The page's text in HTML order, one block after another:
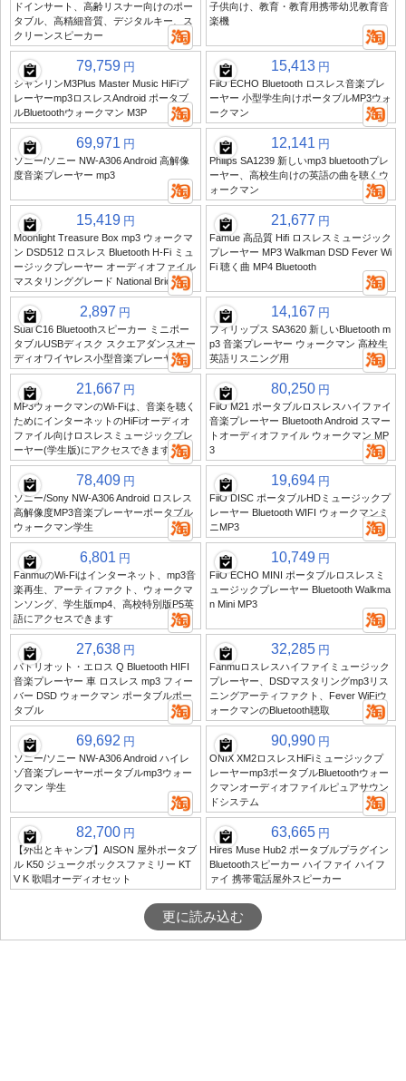
ドインサート、高齢リスナー向けのポー
タブル、高精細音質、デジタルキー、ス
クリーンスピーカー
子供向け、教育・教育用携帯幼児教育音
楽機
79,759 円
シャンリンM3Plus Master Music HiFiプ
レーヤーmp3ロスレスAndroid ポータブ
ルBluetoothウォークマン M3P
15,413 円
FiiO ECHO Bluetooth ロスレス音楽プレ
ーヤー 小型学生向けポータブルMP3ウォ
ークマン
69,971 円
ソニー/ソニー NW-A306 Android 高解像
度音楽プレーヤー mp3
12,141 円
Philips SA1239 新しいmp3 bluetoothプレ
ーヤー、高校生向けの英語の曲を聴くウ
ォークマン
15,419 円
Moonlight Treasure Box mp3 ウォークマ
ン DSD512 ロスレス Bluetooth H-Fi ミュ
ージックプレーヤー オーディオファイル
マスタリンググレード National Brick
21,677 円
Famue 高品質 Hifi ロスレスミュージック
プレーヤー MP3 Walkman DSD Fever Wi
Fi 聴く曲 MP4 Bluetooth
2,897 円
Suai C16 Bluetoothスピーカー ミニポー
タブルUSBディスク スクエアダンスオー
ディオワイヤレス小型音楽プレーヤー
14,167 円
フィリップス SA3620 新しいBluetooth m
p3 音楽プレーヤー ウォークマン 高校生
英語リスニング用
21,667 円
MP3ウォークマンのWi-Fiは、音楽を聴く
ためにインターネットのHiFiオーディオ
ファイル向けロスレスミュージックプレ
ーヤー(学生版)にアクセスできます
80,250 円
FiiO M21 ポータブルロスレスハイファイ
音楽プレーヤー Bluetooth Android スマー
トオーディオファイル ウォークマン MP
3
78,409 円
ソニー/Sony NW-A306 Android ロスレス
高解像度MP3音楽プレーヤーポータブル
ウォークマン学生
19,694 円
FiiO DISC ポータブルHDミュージックプ
レーヤー Bluetooth WIFI ウォークマンミ
ニMP3
6,801 円
FanmuのWi-Fiはインターネット、mp3音
楽再生、アーティファクト、ウォークマ
ンソング、学生版mp4、高校特別版P5英
語にアクセスできます
10,749 円
FiiO ECHO MINI ポータブルロスレスミ
ュージックプレーヤー Bluetooth Walkma
n Mini MP3
27,638 円
パトリオット・エロス Q Bluetooth HIFI
音楽プレーヤー 車 ロスレス mp3 フィー
バー DSD ウォークマン ポータブルポー
タブル
32,285 円
Fanmuロスレスハイファイミュージック
プレーヤー、DSDマスタリングmp3リス
ニングアーティファクト、Fever WiFiウ
ォークマンのBluetooth聴取
69,692 円
ソニー/ソニー NW-A306 Android ハイレ
ゾ音楽プレーヤーポータブルmp3ウォー
クマン 学生
90,990 円
ONIX XM2ロスレスHiFiミュージックプ
レーヤーmp3ポータブルBluetoothウォー
クマンオーディオファイルピュアサウン
ドシステム
82,700 円
【外出とキャンプ】AISON 屋外ポータブ
ル K50 ジュークボックスファミリー KT
V K 歌唱オーディオセット
63,665 円
Hires Muse Hub2 ポータブルプラグイン
Bluetoothスピーカー ハイファイ ハイフ
ァイ 携帯電話屋外スピーカー
更に読み込む